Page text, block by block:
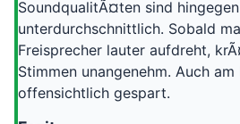
SoundqualitÃ¤ten sind
unterdurchschnittlich. Sobald
Freisprecher lauter aufdreht,
Stimmen unangenehm. Auch
offensichtlich gespart.